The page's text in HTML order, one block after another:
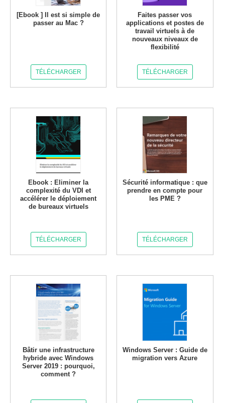
[Ebook ] Il est si simple de
passer au Mac ?
TÉLÉCHARGER
Faites passer vos
applications et postes de
travail virtuels à de
nouveaux niveaux de
flexibilité
TÉLÉCHARGER
Ebook : Eliminer la
complexité du VDI et
accélérer le déploiement
de bureaux virtuels
TÉLÉCHARGER
Sécurité informatique : que
prendre en compte pour
les PME ?
TÉLÉCHARGER
Bâtir une infrastructure
hybride avec Windows
Server 2019 : pourquoi,
comment ?
Windows Server : Guide de
migration vers Azure